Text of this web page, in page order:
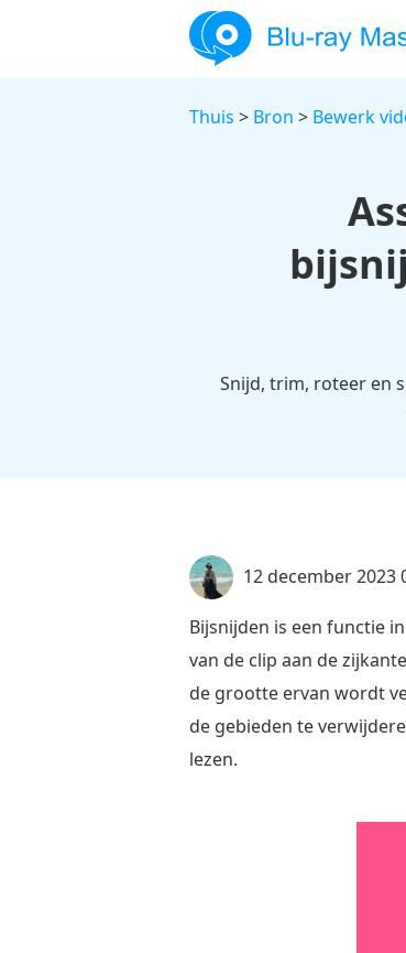
Thuis > Bron > Bewerk
Snijd, trim, roteer en
12 december 2023
Bijsnijden is een functie
van de clip aan de
de grootte ervan wordt
de gebieden te
lezen.